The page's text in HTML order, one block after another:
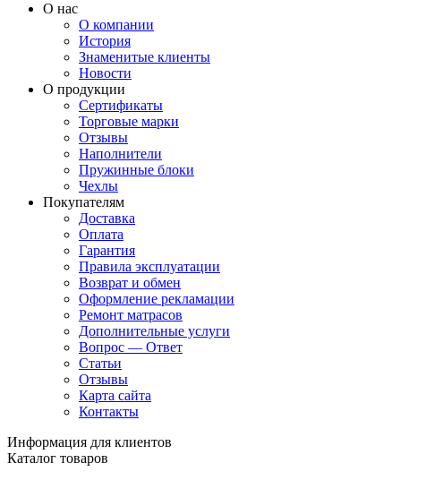
О нас
О компании
История
Знаменитые клиенты
Новости
О продукции
Сертификаты
Торговые марки
Отзывы
Наполнители
Пружинные блоки
Чехлы
Покупателям
Доставка
Оплата
Гарантия
Правила эксплуатации
Возврат и обмен
Оформление рекламации
Ремонт матрасов
Дополнительные услуги
Вопрос — Ответ
Статьи
Отзывы
Карта сайта
Контакты
Информация для клиентов
Каталог товаров